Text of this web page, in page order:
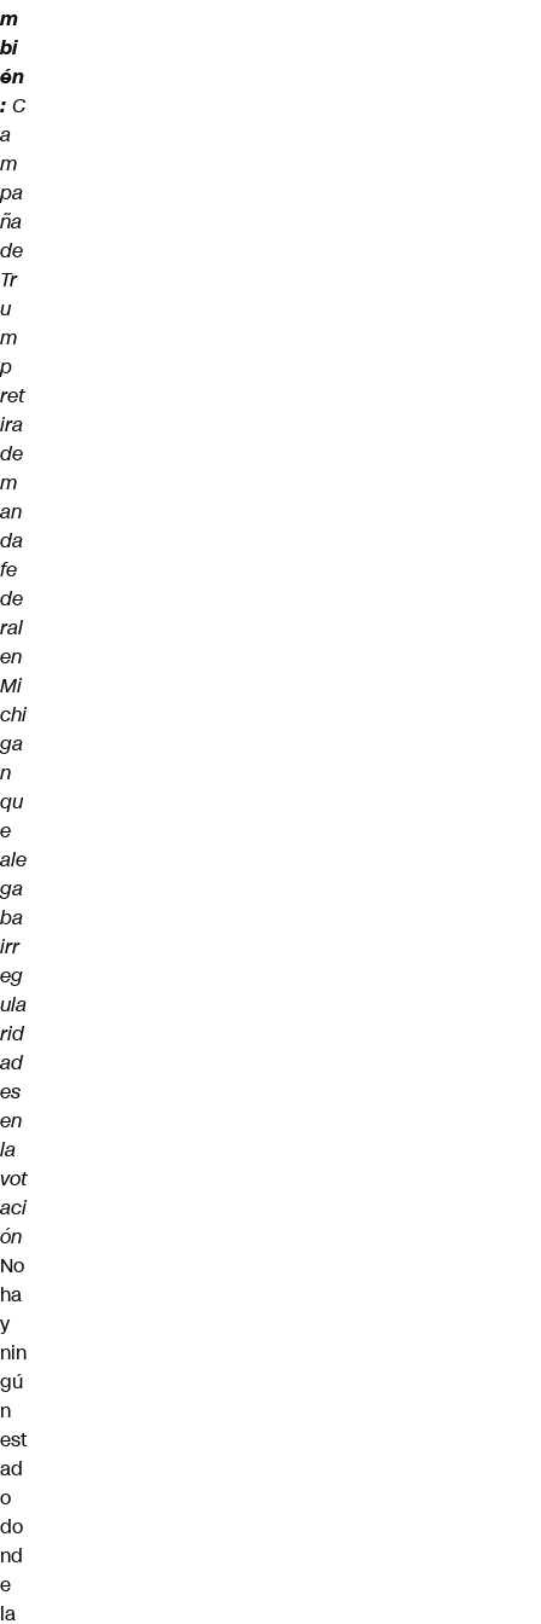
m
bi
én
: C
a
m
pa
ña
de
Tr
u
m
p
ret
ira
de
m
an
da
fe
de
ral
en
Mi
chi
ga
n
qu
e
ale
ga
ba
irr
eg
ula
rid
ad
es
en
la
vot
aci
ón
No
ha
y
nin
gú
n
est
ad
o
do
nd
e
la